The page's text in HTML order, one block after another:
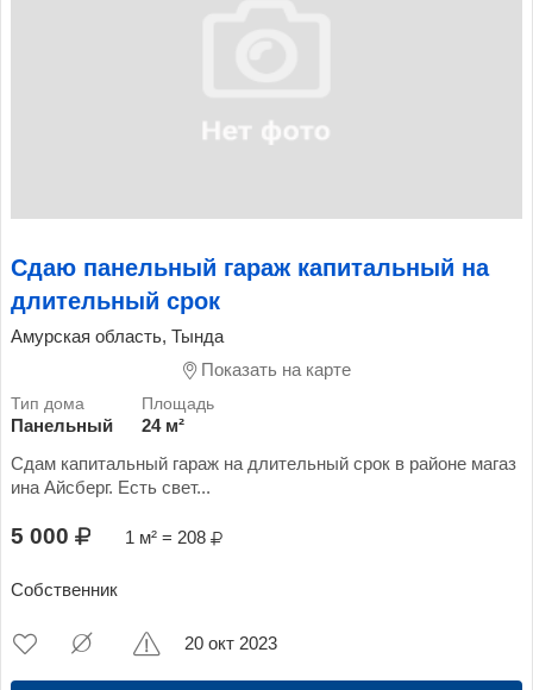
Сдаю панельный гараж капитальный на
длительный срок
Амурская область, Тында
Показать на карте
Панельный
24 м²
Сдам капитальный гараж на длительный срок в районе магаз
ина Айсберг. Есть свет...
5 000 1 м² = 208
Собственник
20 окт 2023